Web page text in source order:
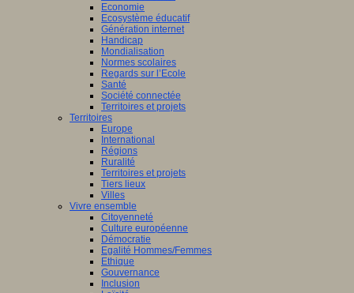
Economie
Ecosystème éducatif
Génération internet
Handicap
Mondialisation
Normes scolaires
Regards sur l’Ecole
Santé
Société connectée
Territoires et projets
Territoires
Europe
International
Régions
Ruralité
Territoires et projets
Tiers lieux
Villes
Vivre ensemble
Citoyenneté
Culture européenne
Démocratie
Egalité Hommes/Femmes
Ethique
Gouvernance
Inclusion